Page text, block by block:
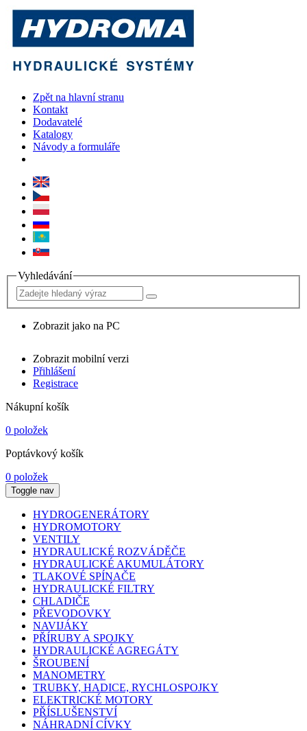
Zpět na hlavní stranu
Kontakt
Dodavatelé
Katalogy
Návody a formuláře
Vyhledávání
Zobrazit jako na PC
Zobrazit mobilní verzi
Přihlášení
Registrace
Nákupní košík
0 položek
Poptávkový košík
0 položek
Toggle nav
HYDROGENERÁTORY
HYDROMOTORY
VENTILY
HYDRAULICKÉ ROZVÁDĚČE
HYDRAULICKÉ AKUMULÁTORY
TLAKOVÉ SPÍNAČE
HYDRAULICKÉ FILTRY
CHLADIČE
PŘEVODOVKY
NAVIJÁKY
PŘÍRUBY A SPOJKY
HYDRAULICKÉ AGREGÁTY
ŠROUBENÍ
MANOMETRY
TRUBKY, HADICE, RYCHLOSPOJKY
ELEKTRICKÉ MOTORY
PŘÍSLUŠENSTVÍ
NÁHRADNÍ CÍVKY